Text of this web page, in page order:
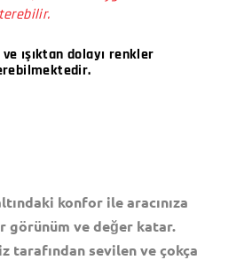
ve ışıktan dolayı renkler
konfor ile aracınıza
görünüm ve değer katar.
tarafından sevilen ve çokça